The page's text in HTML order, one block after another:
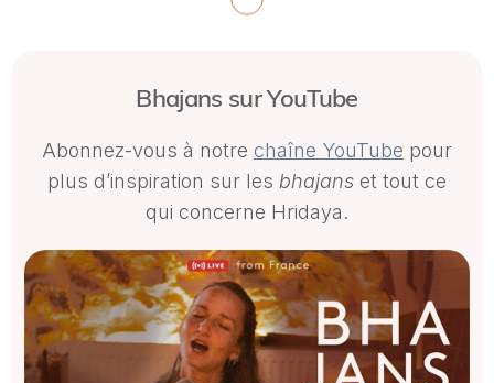
Bhajans sur YouTube
Abonnez-vous à notre chaîne YouTube pour
plus d’inspiration sur les bhajans et tout ce
qui concerne Hridaya.